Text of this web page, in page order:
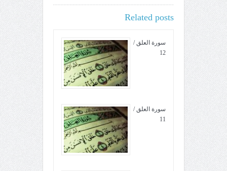
Related posts
سورة العلق /
12
سورة العلق /
11